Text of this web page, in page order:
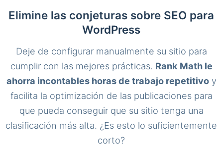
Elimine las conjeturas sobre SEO para
WordPress
Deje de configurar manualmente su sitio para
cumplir con las mejores prácticas. Rank Math le
ahorra incontables horas de trabajo repetitivoy
facilita la optimización de las publicaciones para
que pueda conseguir que su sitio tenga una
clasificación más alta. ¿Es esto lo suficientemente
corto?